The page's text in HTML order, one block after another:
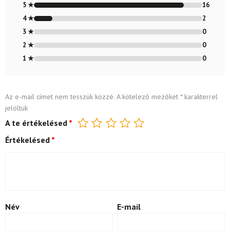
4.89/ 5
5 ★
16
4 ★
2
3 ★
0
2 ★
0
1 ★
0
Az e-mail címet nem tesszük közzé. A kötelező mezőket *karakterrel
jelöltük
A te értékelésed *
Értékelésed *
Név E-mail